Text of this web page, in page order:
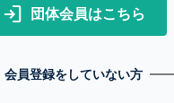
login 団体会員はこちら
会員登録をしていない方